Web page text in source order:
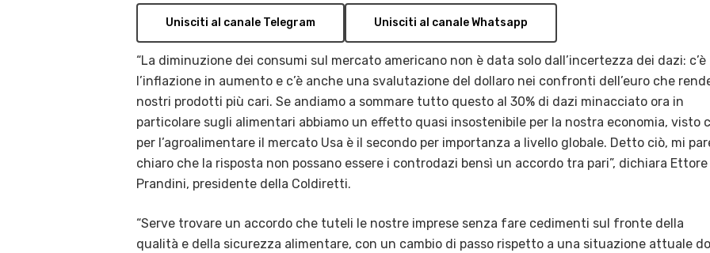
Unisciti al canale Telegram Unisciti al canale Whatsapp
“La diminuzione dei consumi sul mercato americano non è data solo dall’incertezza dei dazi: c’è
l’inflazione in aumento e c’è anche una svalutazione del dollaro nei confronti dell’euro che
nostri prodotti più cari. Se andiamo a sommare tutto questo al 30% di dazi minacciato ora in
particolare sugli alimentari abbiamo un effetto quasi insostenibile per la nostra economia, visto
per l’agroalimentare il mercato Usa è il secondo per importanza a livello globale. Detto ciò, mi
chiaro che la risposta non possano essere i controdazi bensì un accordo tra pari”, dichiara Ettore
Prandini, presidente della Coldiretti.
“Serve trovare un accordo che tuteli le nostre imprese senza fare cedimenti sul fronte della
qualità e della sicurezza alimentare, con un cambio di passo rispetto a una situazione attuale